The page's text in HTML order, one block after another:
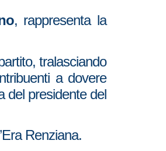
, rappresenta la
tralasciando
a dovere
del presidente del
Renziana.